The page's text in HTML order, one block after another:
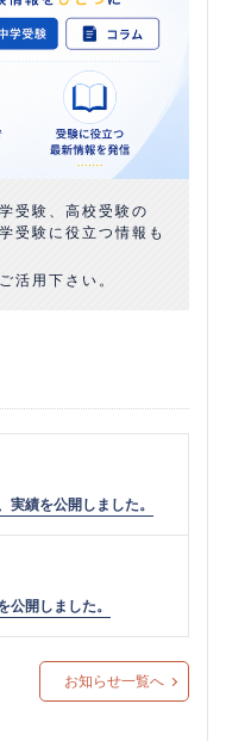
受験、高校受験の
受験に役立つ情報も
活用下さい。
績を公開しました。
開しました。
お知らせ一覧へ